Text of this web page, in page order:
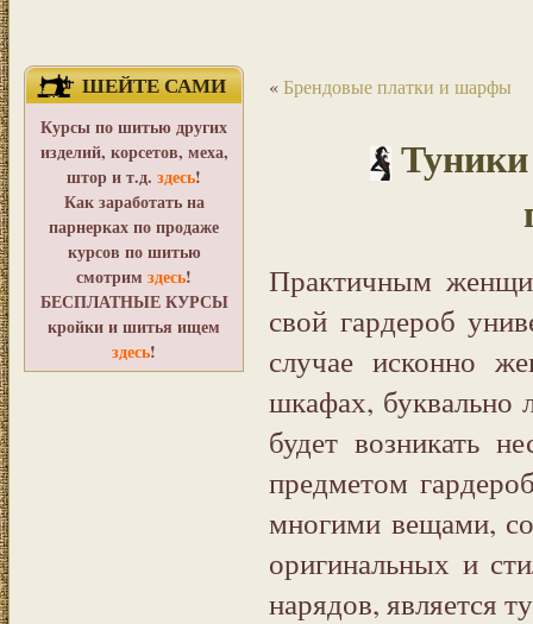
ШЕЙТЕ САМИ
Курсы по шитью других
изделий, корсетов, меха,
штор и т.д. здесь!
Как заработать на
парнерках по продаже
курсов по шитью
смотрим здесь!
БЕСПЛАТНЫЕ КУРСЫ
кройки и шитья ищем
здесь!
«Брендовые платки и шарфы
Практичным
свой гардероб
случае исконно
шкафах, буквально
будет возникать
предметом
многими вещами,
оригинальных и
нарядов, является